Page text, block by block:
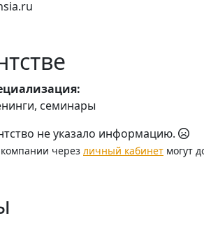
семинары
не указало информацию.
через личный кабинет могут